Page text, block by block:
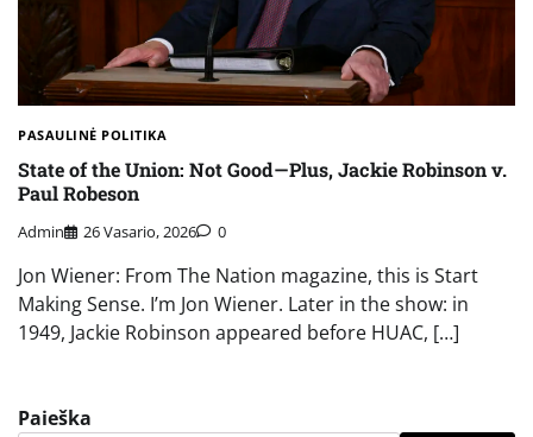
PASAULINĖ POLITIKA
State of the Union: Not Good—Plus, Jackie Robinson v.
Paul Robeson
Admin 26 Vasario, 2026 0
Jon Wiener: From The Nation magazine, this is Start
Making Sense. I’m Jon Wiener. Later in the show: in
1949, Jackie Robinson appeared before HUAC, […]
Paieška